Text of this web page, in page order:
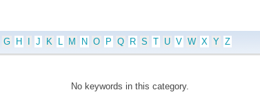
G H J K L M N O P Q R S T U V W X Y Z
No keywords in this category.